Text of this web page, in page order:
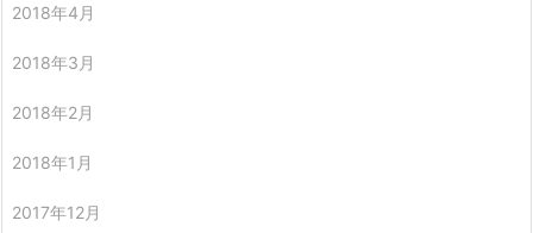
2018年4月
2018年3月
2018年2月
2018年1月
2017年12月